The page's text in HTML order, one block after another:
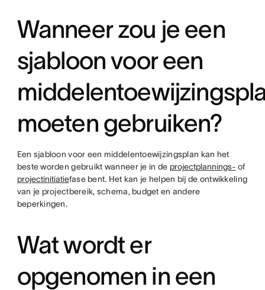
Wanneer zou je een
sjabloon voor een
moeten gebruiken?
Een sjabloon voor een middelentoewijzingsplan kan het
beste worden gebruikt wanneer je in de projectplannings- of
projectinitiatiefase bent. Het kan je helpen bij de ontwikkeling
van je projectbereik, schema, budget en andere
beperkingen.
Wat wordt er
opgenomen in een